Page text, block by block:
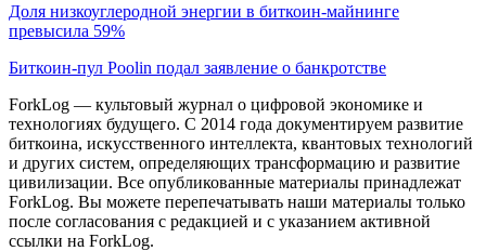
Доля низкоуглеродной энергии в биткоин-майнинге
превысила 59%
Биткоин-пул Poolin подал заявление о банкротстве
ForkLog — культовый журнал о цифровой экономике и
технологиях будущего. С 2014 года документируем развитие
биткоина, искусственного интеллекта, квантовых технологий
и других систем, определяющих трансформацию и развитие
цивилизации. Все опубликованные материалы принадлежат
ForkLog. Вы можете перепечатывать наши материалы только
после согласования с редакцией и с указанием активной
ссылки на ForkLog.